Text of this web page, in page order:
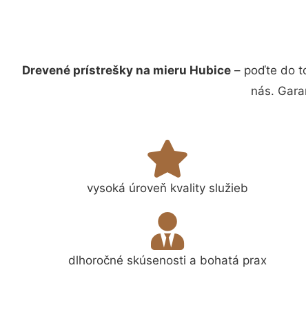
Drevené prístrešky na mieru Hubice – poďte do
nás.
vysoká úroveň kvality služieb
dlhoročné skúsenosti a bohatá prax